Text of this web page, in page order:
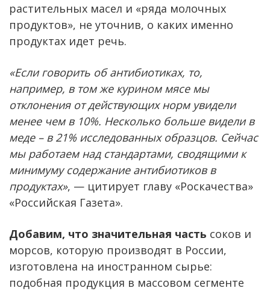
растительных масел и «ряда молочных
продуктов», не уточнив, о каких именно
продуктах идет речь.
«Если говорить об антибиотиках, то,
например, в том же курином мясе мы
отклонения от действующих норм увидели
менее чем в 10%. Несколько больше видели в
меде – в 21% исследованных образцов. Сейчас
мы работаем над стандартами, сводящими к
минимуму содержание антибиотиков в
продуктах», — цитирует главу «Роскачества»
«Российская Газета».
Добавим, что значительная часть соков и
морсов, которую производят в России,
изготовлена на иностранном сырье:
подобная продукция в массовом сегменте